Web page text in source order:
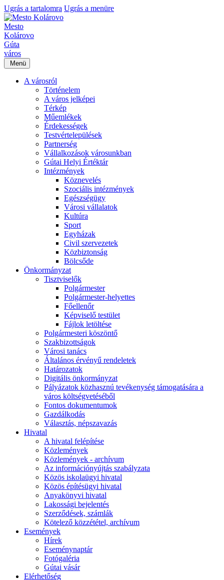
Ugrás a tartalomra Ugrás a menüre
Mesto
Kolárovo
Gúta
város
Menü
A városról
Történelem
A város jelképei
Térkép
Műemlékek
Érdekességek
Testvértelepülések
Partnerség
Vállalkozások városunkban
Gútai Helyi Értéktár
Intézmények
Köznevelés
Szociális intézmények
Egészségügy
Városi vállalatok
Kultúra
Sport
Egyházak
Civil szervezetek
Közbiztonság
Bölcsőde
Önkormányzat
Tisztviselők
Polgármester
Polgármester-helyettes
Főellenőr
Képviselő testület
Fájlok letöltése
Polgármesteri köszöntő
Szakbizottságok
Városi tanács
Általános érvényű rendeletek
Határozatok
Digitális önkormányzat
Pályázatok közhasznú tevékenység támogatására a
város költségvetéséből
Fontos dokumentumok
Gazdálkodás
Választás, népszavazás
Hivatal
A hivatal felépítése
Közlemények
Közlemények - archívum
Az információnyújtás szabályzata
Közös iskolaügyi hivatal
Közös építésügyi hivatal
Anyakönyvi hivatal
Lakossági bejelentés
Szerződések, számlák
Kötelező közzététel, archívum
Események
Hírek
Eseménynaptár
Fotógaléria
Gútai vásár
Elérhetőség